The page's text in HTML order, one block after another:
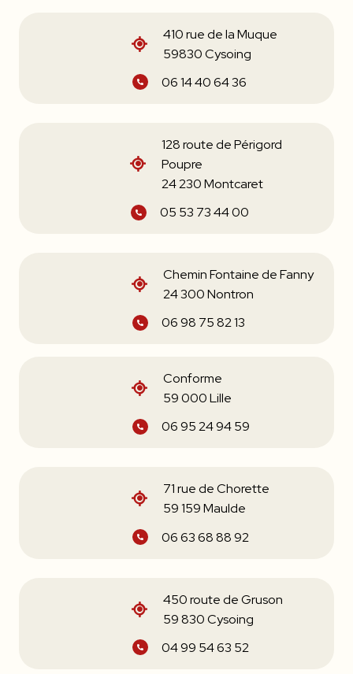
410 rue de la Muque
59830 Cysoing
06 14 40 64 36
128 route de Périgord
Poupre
24 230 Montcaret
05 53 73 44 00
Chemin Fontaine de Fanny
24 300 Nontron
06 98 75 82 13
Conforme
59 000 Lille
06 95 24 94 59
71 rue de Chorette
59 159 Maulde
06 63 68 88 92
450 route de Gruson
59 830 Cysoing
04 99 54 63 52